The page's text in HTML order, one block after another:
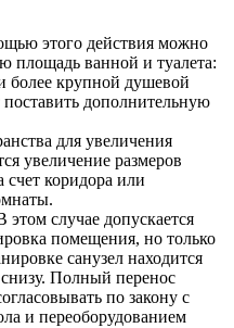
этого действия можно
площадь ванной и туалета:
более крупной душевой
дополнительную
для увеличения
увеличение размеров
коридора или
случае допускается
помещения, но только
санузел находится
Полный перенос
по закону с
и переоборудованием